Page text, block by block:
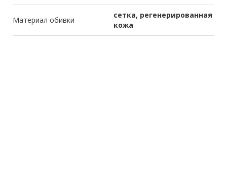
Материал обивки
сетка, регенерированная
кожа